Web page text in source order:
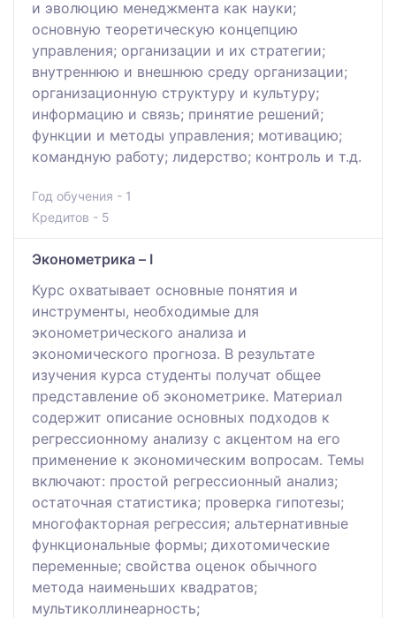
и эволюцию менеджмента как науки;
основную теоретическую концепцию
управления; организации и их стратегии;
внутреннюю и внешнюю среду организации;
организационную структуру и культуру;
информацию и связь; принятие решений;
функции и методы управления; мотивацию;
командную работу; лидерство; контроль и т.д.
Год обучения - 1
Кредитов - 5
Эконометрика – I
Курс охватывает основные понятия и
инструменты, необходимые для
эконометрического анализа и
экономического прогноза. В результате
изучения курса студенты получат общее
представление об эконометрике. Материал
содержит описание основных подходов к
регрессионному анализу с акцентом на его
применение к экономическим вопросам. Темы
включают: простой регрессионный анализ;
остаточная статистика; проверка гипотезы;
многофакторная регрессия; альтернативные
функциональные формы; дихотомические
переменные; свойства оценок обычного
метода наименьших квадратов;
мультиколлинеарность;